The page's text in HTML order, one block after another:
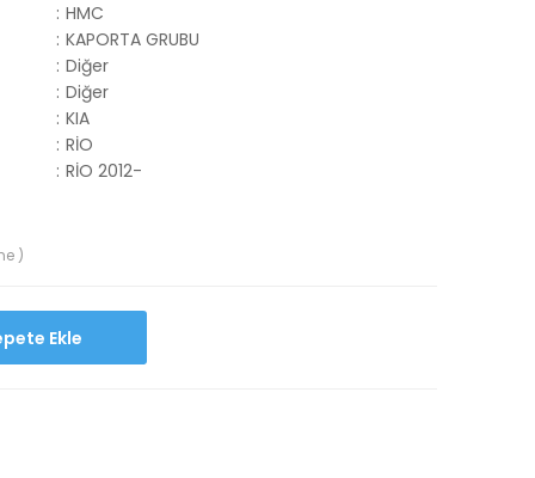
: HMC
: KAPORTA GRUBU
: Diğer
: Diğer
: KIA
: RİO
: RİO 2012-
)
Sepete Ekle